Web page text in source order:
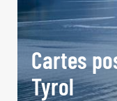
Cartes
Tyrol